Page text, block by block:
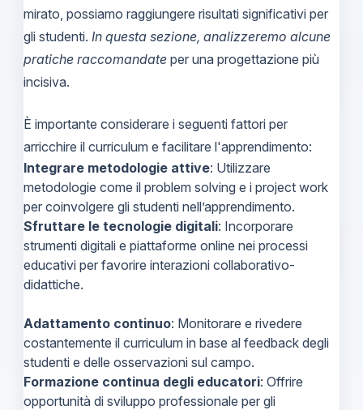
mirato, possiamo raggiungere risultati significativi per
gli studenti. In questa sezione, analizzeremo alcune
pratiche raccomandate per una progettazione più
incisiva.
È importante considerare i seguenti fattori per
arricchire il curriculum e facilitare l'apprendimento:
Integrare metodologie attive: Utilizzare
metodologie come il problem solving e i project work
per coinvolgere gli studenti nell’apprendimento.
Sfruttare le tecnologie digitali: Incorporare
strumenti digitali e piattaforme online nei processi
educativi per favorire interazioni collaborativo-
didattiche.
Adattamento continuo: Monitorare e rivedere
costantemente il curriculum in base al feedback degli
studenti e delle osservazioni sul campo.
Formazione continua degli educatori: Offrire
opportunità di sviluppo professionale per gli